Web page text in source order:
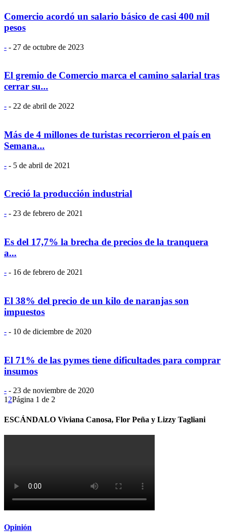
Comercio acordó un salario básico de casi 400 mil
pesos
- - 27 de octubre de 2023
El gremio de Comercio marca el camino salarial tras
cerrar su...
- - 22 de abril de 2022
Más de 4 millones de turistas recorrieron el país en
Semana...
- - 5 de abril de 2021
Creció la producción industrial
- - 23 de febrero de 2021
Es del 17,7% la brecha de precios de la tranquera
a...
- - 16 de febrero de 2021
El 38% del precio de un kilo de naranjas son
impuestos
- - 10 de diciembre de 2020
El 71% de las pymes tiene dificultades para comprar
insumos
- - 23 de noviembre de 2020
1 2Página 1 de 2
ESCÁNDALO Viviana Canosa, Flor Peña y Lizzy Tagliani
Opinión